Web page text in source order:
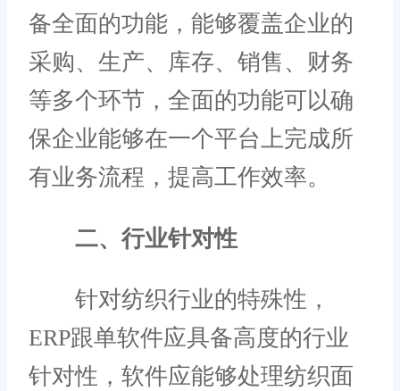
备全面的功能，能够覆盖企业的
采购、生产、库存、销售、财务
等多个环节，全面的功能可以确
保企业能够在一个平台上完成所
有业务流程，提高工作效率。
二、行业针对性
针对纺织行业的特殊性，
ERP跟单软件应具备高度的行业
针对性，软件应能够处理纺织面